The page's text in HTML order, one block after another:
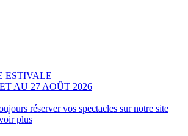
ESTIVALE
AU 27 AOÛT 2026
réserver vos spectacles sur notre site
plus